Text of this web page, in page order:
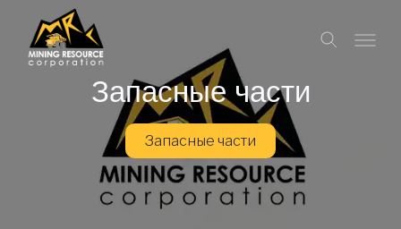
Запасные части
Запасные части